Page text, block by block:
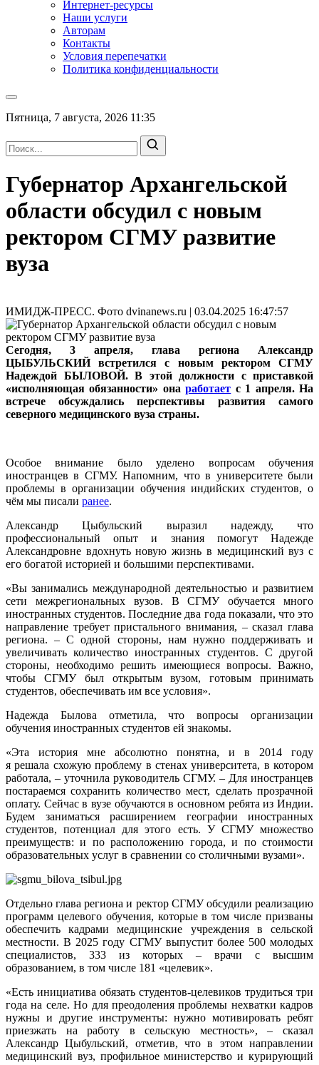
Интернет-ресурсы
Наши услуги
Авторам
Контакты
Условия перепечатки
Политика конфиденциальности
Пятница, 7 августа, 2026 11:35
Губернатор Архангельской
области обсудил с новым
ректором СГМУ развитие
вуза
ИМИДЖ-ПРЕСС. Фото dvinanews.ru | 03.04.2025 16:47:57
Сегодня, 3 апреля, глава региона Александр
ЦЫБУЛЬСКИЙ встретился с новым ректором СГМУ
Надеждой БЫЛОВОЙ. В этой должности с приставкой
«исполняющая обязанности» онаработает с 1 апреля. На
встрече обсуждались перспективы развития самого
северного медицинского вуза страны.
Особое внимание было уделено вопросам обучения
иностранцев в СГМУ. Напомним, что в университете были
проблемы в организации обучения индийских студентов, о
чём мы писали ранее.
Александр Цыбульский выразил надежду, что
профессиональный опыт и знания помогут Надежде
Александровне вдохнуть новую жизнь в медицинский вуз с
его богатой историей и большими перспективами.
«Вы занимались международной деятельностью и развитием
сети межрегиональных вузов. В СГМУ обучается много
иностранных студентов. Последние два года показали, что это
направление требует пристального внимания, – сказал глава
региона. – С одной стороны, нам нужно поддерживать и
увеличивать количество иностранных студентов. С другой
стороны, необходимо решить имеющиеся вопросы. Важно,
чтобы СГМУ был открытым вузом, готовым принимать
студентов, обеспечивать им все условия».
Надежда Былова отметила, что вопросы организации
обучения иностранных студентов ей знакомы.
«Эта история мне абсолютно понятна, и в 2014 году
я решала схожую проблему в стенах университета, в котором
работала, – уточнила руководитель СГМУ. – Для иностранцев
постараемся сохранить количество мест, сделать прозрачной
оплату. Сейчас в вузе обучаются в основном ребята из Индии.
Будем заниматься расширением географии иностранных
студентов, потенциал для этого есть. У СГМУ множество
преимуществ: и по расположению города, и по стоимости
образовательных услуг в сравнении со столичными вузами».
Отдельно глава региона и ректор СГМУ обсудили реализацию
программ целевого обучения, которые в том числе призваны
обеспечить кадрами медицинские учреждения в сельской
местности. В 2025 году СГМУ выпустит более 500 молодых
специалистов, 333 из которых – врачи с высшим
образованием, в том числе 181 «целевик».
«Есть инициатива обязать студентов-целевиков трудиться три
года на селе. Но для преодоления проблемы нехватки кадров
нужны и другие инструменты: нужно мотивировать ребят
приезжать на работу в сельскую местность», – сказал
Александр Цыбульский, отметив, что в этом направлении
медицинский вуз, профильное министерство и курирующий